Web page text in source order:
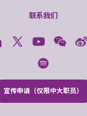
联系我们
宣传申请（仅限中大职员）